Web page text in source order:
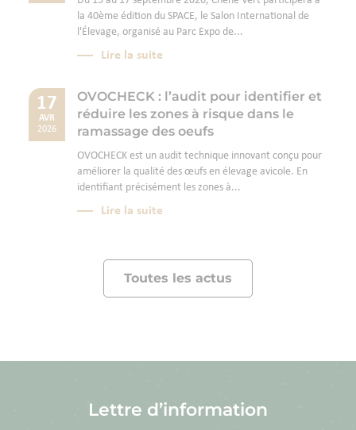
la 40ème édition du SPACE, le Salon International de
l'Élevage, organisé au Parc Expo de...
Lire la suite
17
AVR
2026
OVOCHECK : l’audit pour identifier et
réduire les zones à risque dans le
ramassage des oeufs
OVOCHECK est un audit technique innovant conçu pour
améliorer la qualité des œufs en élevage avicole. En
identifiant précisément les zones à...
Lire la suite
Toutes les actus
Lettre d’information